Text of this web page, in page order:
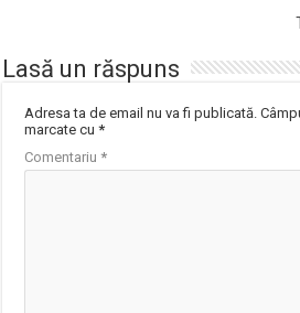
Lasă un răspuns
Adresa ta de email nu va fi publicată.
marcate cu*
Comentariu*